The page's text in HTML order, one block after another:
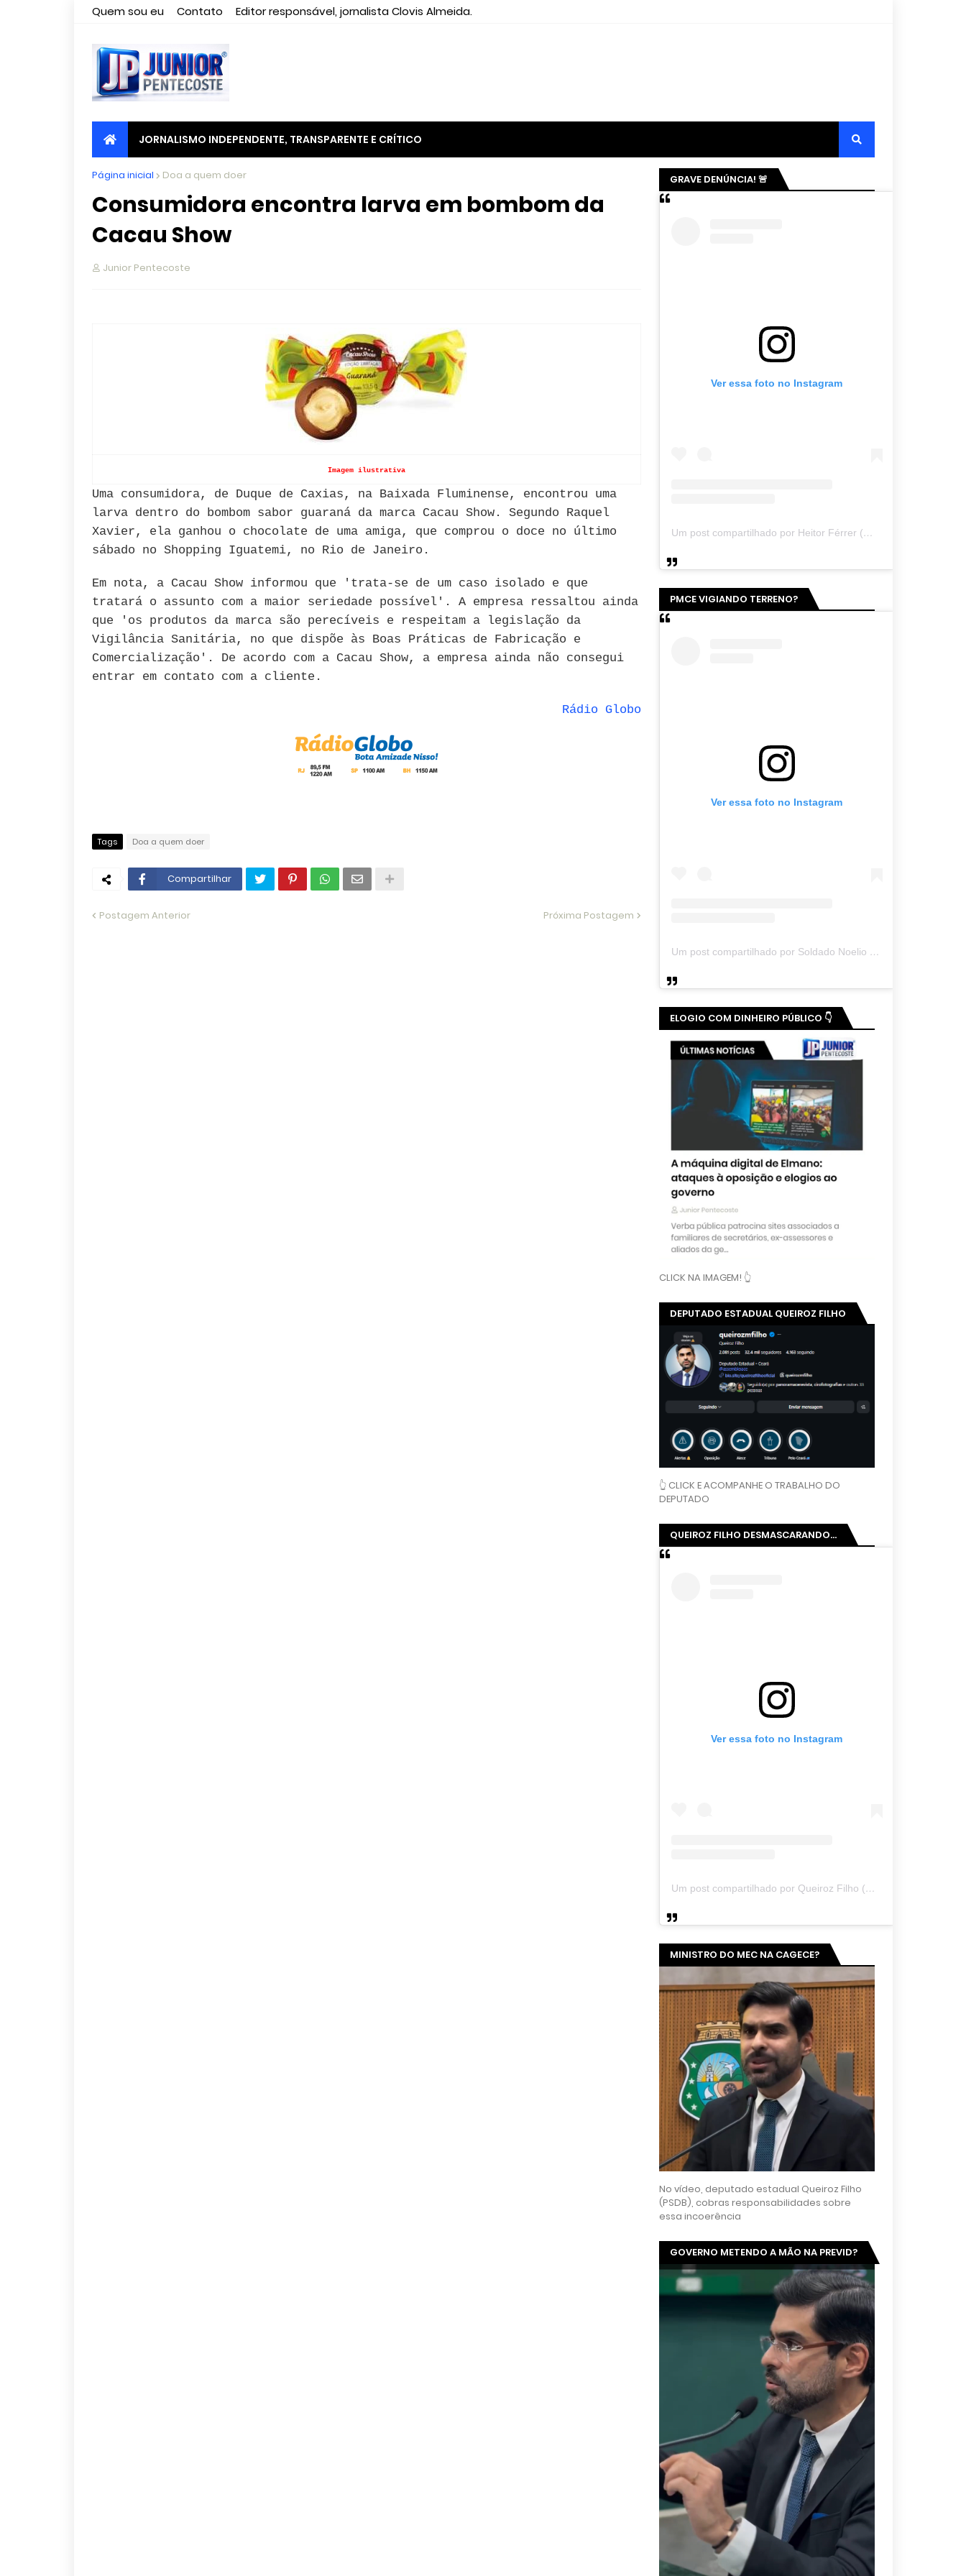
Quem sou eu Contato Editor responsável, jornalista Clovis Almeida.
JORNALISMO INDEPENDENTE, TRANSPARENTE E CRÍTICO
Página inicial Doa a quem doer
Consumidora encontra larva em bombom da
Cacau Show
Junior Pentecoste
Imagem ilustrativa
Uma consumidora, de Duque de Caxias, na Baixada Fluminense, encontrou uma
larva dentro do bombom sabor guaraná da marca Cacau Show. Segundo Raquel
Xavier, ela ganhou o chocolate de uma amiga, que comprou o doce no último
sábado no Shopping Iguatemi, no Rio de Janeiro.
Em nota, a Cacau Show informou que 'trata-se de um caso isolado e que
tratará o assunto com a maior seriedade possível'. A empresa ressaltou ainda
que 'os produtos da marca são perecíveis e respeitam a legislação da
Vigilância Sanitária, no que dispõe às Boas Práticas de Fabricação e
Comercialização'. De acordo com a Cacau Show, a empresa ainda não consegui
entrar em contato com a cliente.
Rádio Globo
Tags Doa a quem doer
Compartilhar
Postagem Anterior Próxima Postagem
GRAVE DENÚNCIA! 🚨
Ver essa foto no Instagram
Um post compartilhado por Heitor Férrer (@heitor_ferrer77)
PMCE VIGIANDO TERRENO?
Ver essa foto no Instagram
Um post compartilhado por Soldado Noelio (@soldadonoelio)
ELOGIO COM DINHEIRO PÚBLICO 👇
CLICK NA IMAGEM! 👆
DEPUTADO ESTADUAL QUEIROZ FILHO
👆 CLICK E ACOMPANHE O TRABALHO DO
DEPUTADO
QUEIROZ FILHO DESMASCARANDO...
Ver essa foto no Instagram
Um post compartilhado por Queiroz Filho (@queirozmfilho)
MINISTRO DO MEC NA CAGECE?
No vídeo, deputado estadual Queiroz Filho
(PSDB), cobras responsabilidades sobre
essa incoerência
GOVERNO METENDO A MÃO NA PREVID?